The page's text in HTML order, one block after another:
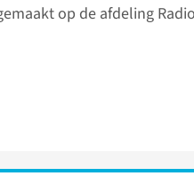
op de afdeling